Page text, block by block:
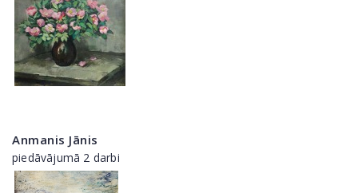
Anmanis Jānis
piedāvājumā 2 darbi